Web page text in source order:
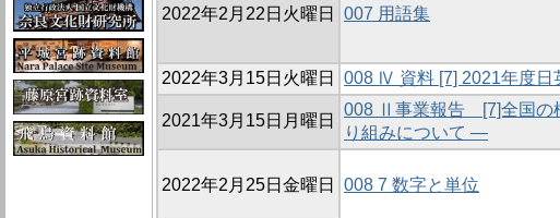
2022年2月22日火曜日 007 用語集
2022年3月15日火曜日
008 Ⅳ 資料 [7] 2021年度日
2021年3月15日月曜日
008 Ⅱ事業報告 [7]全国の
り組みについて ―
2022年2月25日金曜日 008 7 数字と単位